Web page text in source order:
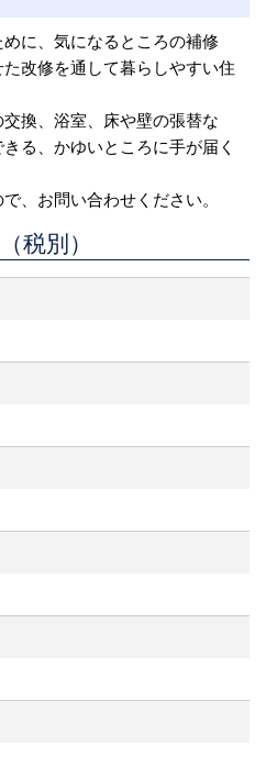
に、気になるところの補修
改修を通して暮らしやすい住
換、浴室、床や壁の張替な
る、かゆいところに手が届く
、お問い合わせください。
税別）